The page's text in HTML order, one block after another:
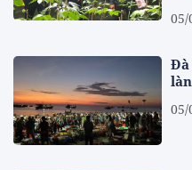
05/
Đà
05/